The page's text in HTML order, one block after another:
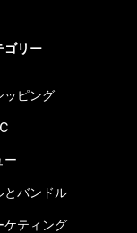
ゴリー
ッピング
ー
とバンドル
ケティング